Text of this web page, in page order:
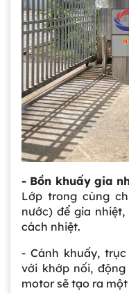
- Bồn khuấy gia
Lớp trong cùng
nước) để gia
cách nhiệt.
- Cánh khuấy,
với khớp nối,
motor sẽ tạo ra